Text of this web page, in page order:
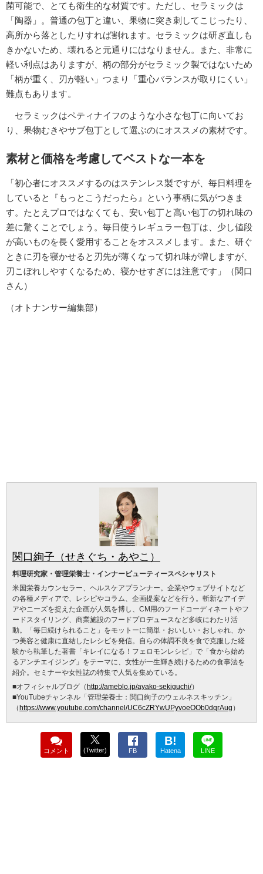
菌可能で、とても衛生的な材質です。ただし、セラミックは
「陶器」。普通の包丁と違い、果物に突き刺してこじったり、
高所から落としたりすれば割れます。セラミックは研ぎ直しも
きかないため、壊れると元通りにはなりません。また、非常に
軽い利点はありますが、柄の部分がセラミック製ではないため
「柄が重く、刃が軽い」つまり「重心バランスが取りにくい」
難点もあります。
セラミックはペティナイフのような小さな包丁に向いてお
り、果物むきやサブ包丁として選ぶのにオススメの素材です。
素材と価格を考慮してベストな一本を
「初心者にオススメするのはステンレス製ですが、毎日料理を
していると『もっとこうだったら』という事柄に気がつきま
す。たとえプロではなくても、安い包丁と高い包丁の切れ味の
差に驚くことでしょう。毎日使うレギュラー包丁は、少し値段
が高いものを長く愛用することをオススメします。また、研ぐ
ときに刃を寝かせると刃先が薄くなって切れ味が増しますが、
刃こぼれしやすくなるため、寝かせすぎには注意です」（関口
さん）
（オトナンサー編集部）
関口絢子（せきぐち・あやこ）
料理研究家・管理栄養士・インナービューティースペシャリスト
米国栄養カウンセラー、ヘルスケアプランナー。企業やウェブサイトなど
の各種メディアで、レシピやコラム、企画提案などを行う。斬新なアイデ
アやニーズを捉えた企画が人気を博し、CM用のフードコーディネートやフ
ードスタイリング、商業施設のフードプロデュースなど多岐にわたり活
動。「毎日続けられること」をモットーに簡単・おいしい・おしゃれ、か
つ美容と健康に直結したレシピを発信。自らの体調不良を食で克服した経
験から執筆した著書「キレイになる！フェロモンレシピ」で「食から始め
るアンチエイジング」をテーマに、女性が一生輝き続けるための食事法を
紹介。セミナーや女性誌の特集で人気を集めている。
■オフィシャルブログ（http://ameblo.jp/ayako-sekiguchi/）
■YouTubeチャンネル「管理栄養士：関口絢子のウェルネスキッチン」
（https://www.youtube.com/channel/UC6cZRYwUPyvoeOOb0dqrAug ）
コメント (Twitter) FB
B!
Hatena LINE